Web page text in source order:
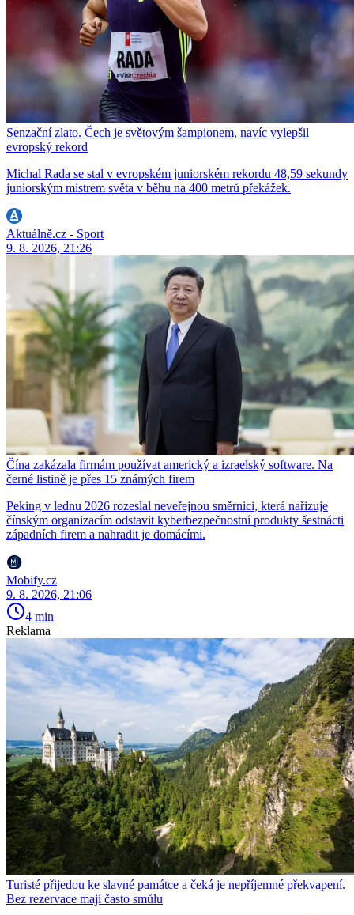
Senzační zlato. Čech je světovým šampionem, navíc vylepšil
evropský rekord
Michal Rada se stal v evropském juniorském rekordu 48,59 sekundy
juniorským mistrem světa v běhu na 400 metrů překážek.
Aktuálně.cz - Sport
9. 8. 2026, 21:26
Čína zakázala firmám používat americký a izraelský software. Na
černé listině je přes 15 známých firem
Peking v lednu 2026 rozeslal neveřejnou směrnici, která nařizuje
čínským organizacím odstavit kyberbezpečnostní produkty šestnácti
západních firem a nahradit je domácími.
Mobify.cz
9. 8. 2026, 21:06
4 min
Reklama
Turisté přijedou ke slavné památce a čeká je nepříjemné překvapení.
Bez rezervace mají často smůlu